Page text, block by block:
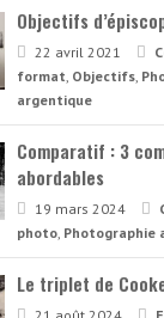
Objectifs
22 avril 2021
format, Objectifs,
argentique
Comparatif : 3
abordables
19 mars 2024
photo, Photographie
Le triplet de